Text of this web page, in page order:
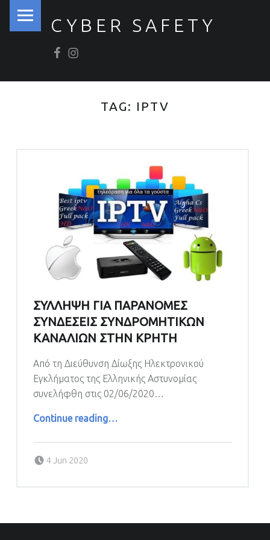
CYBER SAFETY
Ασφάλεια στον Κυβερνοχώρο
TAG: IPTV
ΣΥΛΛΗΨΗ ΓΙΑ ΠΑΡΑΝΟΜΕΣ
ΣΥΝΔΕΣΕΙΣ ΣΥΝΔΡΟΜΗΤΙΚΩΝ
ΚΑΝΑΛΙΩΝ ΣΤΗΝ ΚΡΗΤΗ
Από τη Διεύθυνση Δίωξης Ηλεκτρονικού
Εγκλήματος της Ελληνικής Αστυνομίας
συνελήφθη στις 02/06/2020…
Continue reading“ΣΥΛΛΗΨΗ ΓΙΑ ΠΑΡΑΝΟΜΕΣ ΣΥΝΔΕΣΕΙΣ ΣΥΝΔΡΟΜΗΤΙΚΩΝ ΚΑΝΑΛΙΩΝ ΣΤΗΝ ΚΡΗΤΗ”
…
4 Jun 2020